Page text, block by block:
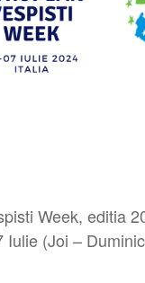
Week, editia
(Joi –